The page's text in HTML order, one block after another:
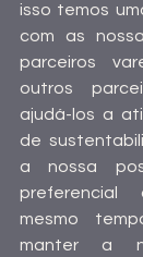
isso temos
com as
parceiros
outros
ajudá-los a
de
a nossa
mesmo
manter a